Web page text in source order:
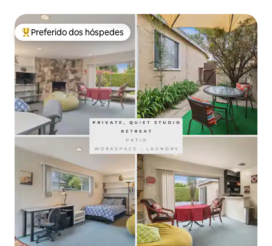
Entre os melhores preferidos dos hóspedes
Preferido dos hóspedes